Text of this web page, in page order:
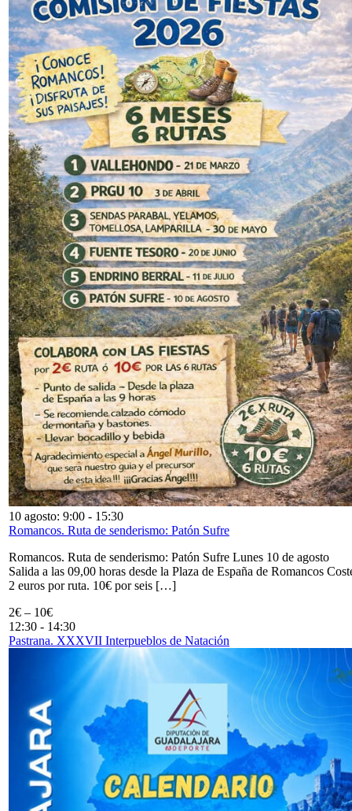
10 agosto: 9:00 - 15:30
Romancos. Ruta de senderismo: Patón Sufre
Romancos. Ruta de senderismo: Patón Sufre Lunes 10 de agosto
Salida a las 09,00 horas desde la Plaza de España de Romancos
2 euros por ruta. 10€ por seis […]
2€ – 10€
12:30 - 14:30
Pastrana. XXXVII Interpueblos de Natación